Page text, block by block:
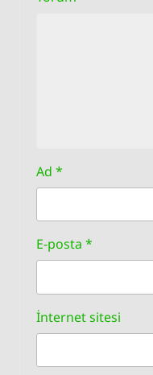
Ad *
E-posta *
İnternet sitesi